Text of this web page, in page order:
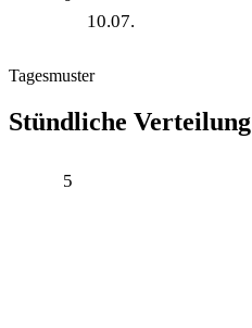
10.07.
Tagesmuster
Stündliche Verteilung
5